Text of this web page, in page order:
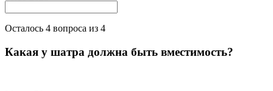
Осталось 4 вопроса из 4
Какая у шатра должна быть вместимость?